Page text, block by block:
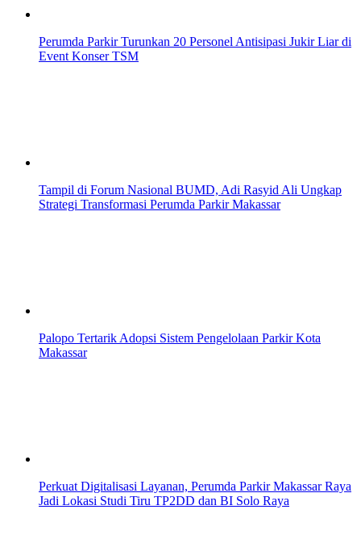
Perumda Parkir Turunkan 20 Personel Antisipasi Jukir Liar di
Event Konser TSM
Tampil di Forum Nasional BUMD, Adi Rasyid Ali Ungkap
Strategi Transformasi Perumda Parkir Makassar
Palopo Tertarik Adopsi Sistem Pengelolaan Parkir Kota
Makassar
Perkuat Digitalisasi Layanan, Perumda Parkir Makassar Raya
Jadi Lokasi Studi Tiru TP2DD dan BI Solo Raya